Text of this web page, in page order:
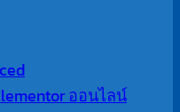
ออนไลน์